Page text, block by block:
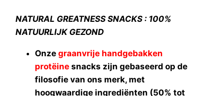
NATURAL GREATNESS SNACKS : 100%
NATUURLIJK GEZOND
Onze graanvrije handgebakken
protëine snacks zijn gebaseerd op de
filosofie van ons merk, met
hoogwaardige ingrediënten (50% tot